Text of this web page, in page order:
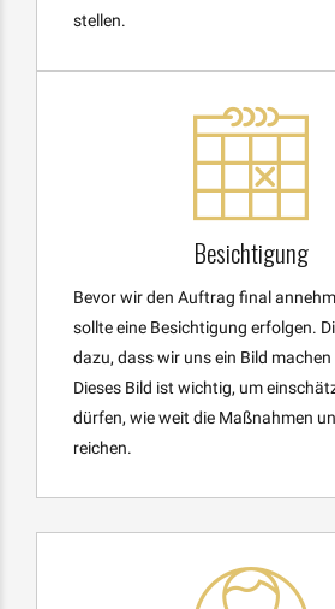
stellen.
Besichtigung
Bevor wir den Auftrag final
sollte eine Besichtigung erfolgen.
dazu, dass wir uns ein Bild
Dieses Bild ist wichtig, um
dürfen, wie weit die Maßnahmen
reichen.